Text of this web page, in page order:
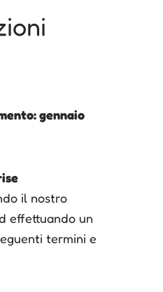
gennaio
il nostro
effettuando un
termini e